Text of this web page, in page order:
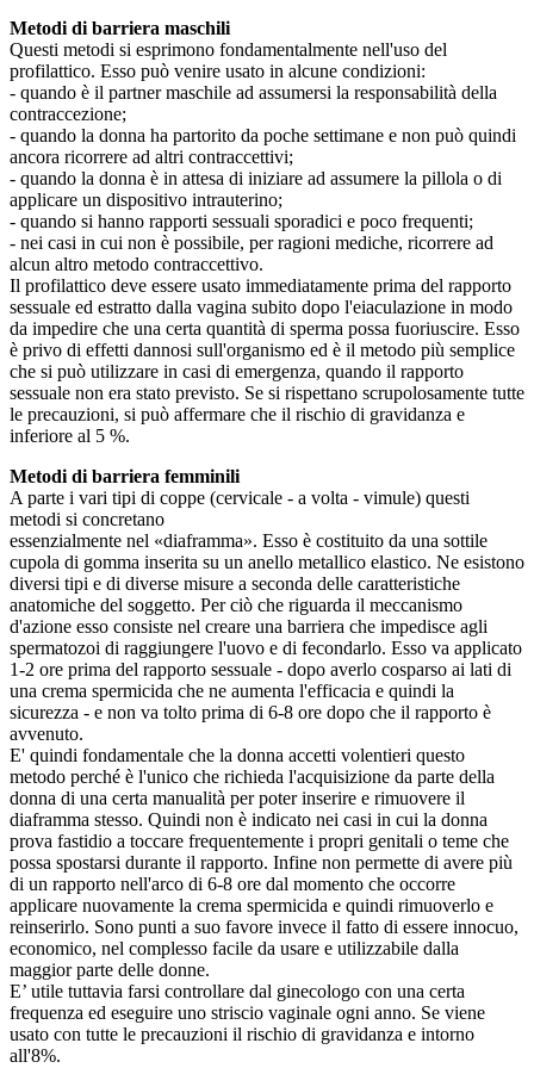
Metodi di barriera maschili
Questi metodi si esprimono fondamentalmente nell'uso del
profilattico. Esso può venire usato in alcune condizioni:
- quando è il partner maschile ad assumersi la responsabilità della
contraccezione;
- quando la donna ha partorito da poche settimane e non può quindi
ancora ricorrere ad altri contraccettivi;
- quando la donna è in attesa di iniziare ad assumere la pillola o di
applicare un dispositivo intrauterino;
- quando si hanno rapporti ses­suali sporadici e poco frequenti;
- nei casi in cui non è possibile, per ragioni mediche, ricorrere ad
alcun altro metodo contraccettivo.
Il profilattico deve essere usato immediatamente prima del rapporto
sessuale ed estratto dalla vagina subito dopo l'eiaculazione in modo
da impedire che una certa quantità di sperma possa fuoriuscire. Esso
è privo di effetti dannosi sull'organismo ed è il metodo più semplice
che si può utilizzare in casi di emergenza, quando il rapporto
sessuale non era stato previsto. Se si rispettano scrupolosamente tutte
le precauzioni, si può affermare che il rischio di gravidanza e
inferiore al 5 %.
Metodi di barriera femminili
A parte i vari tipi di coppe (cervicale - a volta - vimule) questi
metodi si concretano
essenzialmente nel «diaframma». Esso è costituito da una sottile
cupola di gomma inserita su un anello metallico elastico. Ne esistono
diversi tipi e di diverse misure a seconda delle caratteristiche
anatomiche del soggetto. Per ciò che riguarda il meccanismo
d'azione esso consiste nel creare una barriera che impedisce agli
spermatozoi di raggiungere l'uovo e di fecondarlo. Esso va applicato
1-2 ore prima del rapporto sessuale - dopo averlo cosparso ai lati di
una crema spermicida che ne aumenta l'efficacia e quindi la
sicurezza - e non va tolto prima di 6-8 ore dopo che il rapporto è
avvenuto.
E' quindi fondamentale che la donna accetti volentieri questo
metodo perché è l'unico che richieda l'acquisizione da parte della
donna di una certa manualità per poter inserire e rimuovere il
diaframma stesso. Quindi non è indicato nei casi in cui la donna
prova fastidio a toccare frequentemente i propri genitali o teme che
possa spostarsi durante il rapporto. Infine non permette di avere più
di un rapporto nell'arco di 6-8 ore dal momento che occorre
applicare nuovamente la crema spermicida e quindi rimuoverlo e
reinserirlo. Sono punti a suo favore invece il fatto di essere innocuo,
economico, nel complesso facile da usare e utilizzabile dalla
maggior parte delle donne.
E’ utile tuttavia farsi controllare dal ginecologo con una certa
frequenza ed eseguire uno striscio vaginale ogni anno. Se viene
usato con tutte le precauzioni il rischio di gravidanza e intorno
all'8%.